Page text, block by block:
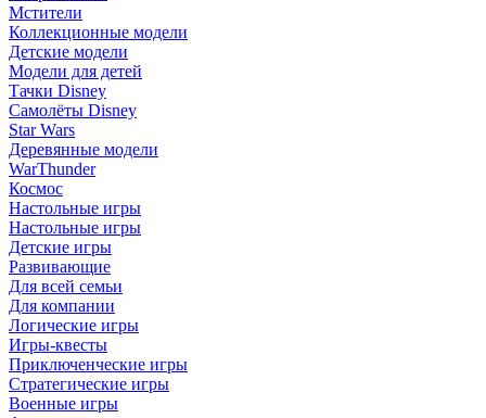
Мстители
Коллекционные модели
Детские модели
Модели для детей
Тачки Disney
Самолёты Disney
Star Wars
Деревянные модели
WarThunder
Космос
Настольные игры
Настольные игры
Детские игры
Развивающие
Для всей семьи
Для компании
Логические игры
Игры-квесты
Приключенческие игры
Стратегические игры
Военные игры